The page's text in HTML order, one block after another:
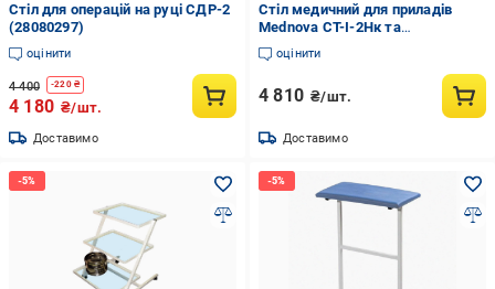
Стіл для операцій на руці СДР-2
(28080297)
оцінити
4 400 -220₴
4 180 ₴/шт.
Доставимо
Стіл медичний для приладів
Mednova СТ-І-2Нк та
інструментів пересувний
(28413517)
оцінити
4 810 ₴/шт.
Доставимо